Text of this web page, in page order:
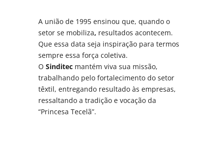
A união de 1995 ensinou que, quando o
setor se mobiliza, resultados acontecem.
Que essa data seja inspiração para termos
sempre essa força coletiva.
OSinditec mantém viva sua missão,
trabalhando pelo fortalecimento do setor
têxtil, entregando resultado às empresas,
ressaltando a tradição e vocação da
“Princesa Tecelã”.